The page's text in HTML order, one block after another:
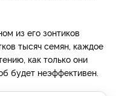
из его зонтиков
тысяч семян, каждое
как только они
будет неэффективен.